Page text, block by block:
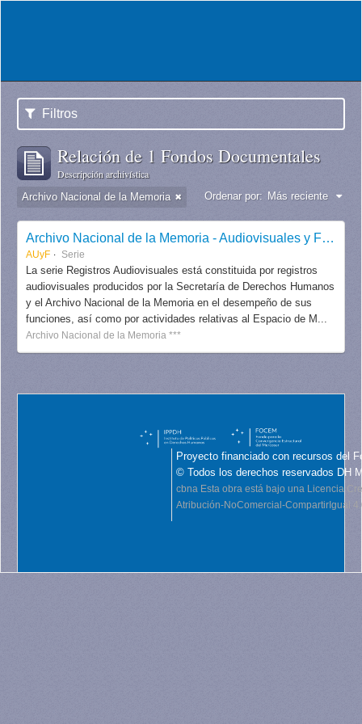
Filtros
Relación de 1 Fondos Documentales
Descripción archivística
Archivo Nacional de la Memoria Ordenar por: Más reciente
Archivo Nacional de la Memoria - Audiovisuales y Fotografías
AUyF Serie
La serie Registros Audiovisuales está constituida por registros
audiovisuales producidos por la Secretaría de Derechos Humanos
y el Archivo Nacional de la Memoria en el desempeño de sus
funciones, así como por actividades relativas al Espacio de M...
Archivo Nacional de la Memoria ***
Proyecto financiado con recursos del
© Todos los derechos reservados DH
cbna Esta obra está bajo una Licencia
Atribución-NoComercial-CompartirIgual